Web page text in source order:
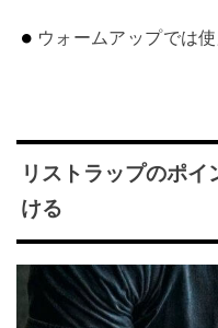
ウォームアップでは
リストラップのポ
ける